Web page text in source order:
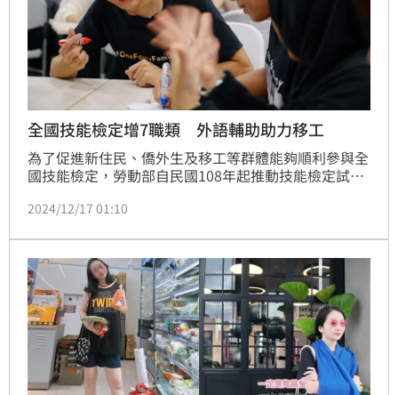
全國技能檢定增7職類 外語輔助助力移工
為了促進新住民、僑外生及移工等群體能夠順利參與全
國技能檢定，勞動部自民國108年起推動技能檢定試題
類的基礎上，新增7個職類，涵蓋中餐、西餐烹調、配
工及新住民群體提升技能，參與台灣勞動市場。
2024/12/17 01:10